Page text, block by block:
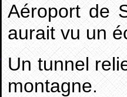
Aéroport de
aurait vu un
Un tunnel
montagne.